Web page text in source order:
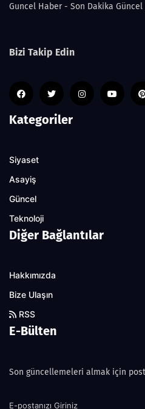
Guncel Haber - Son Dakika
Bizi Takip Edin
Kategoriler
Siyaset
Asayiş
Güncel
Teknoloji
Diğer Bağlantılar
Hakkımızda
Bize Ulaşın
RSS
E-Bülten
Son güncellemeleri almak için